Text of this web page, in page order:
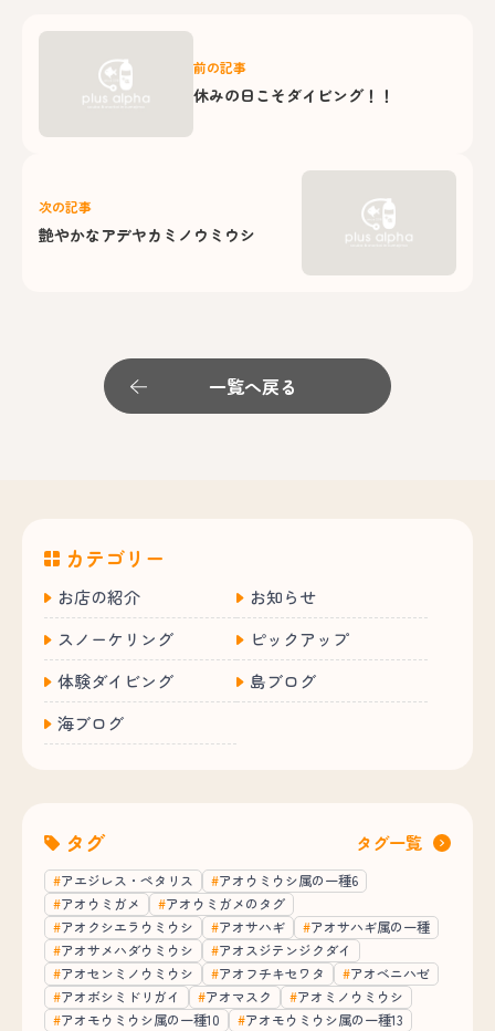
前の記事
休みの日こそダイビング！！
次の記事
艶やかなアデヤカミノウミウシ
一覧へ戻る
カテゴリー
お店の紹介
お知らせ
スノーケリング
ピックアップ
体験ダイビング
島ブログ
海ブログ
タグ タグ一覧
アエジレス・ペタリス
アオウミウシ属の一種6
アオウミガメ
アオウミガメのタグ
アオクシエラウミウシ
アオサハギ
アオサハギ属の一種
アオサメハダウミウシ
アオスジテンジクダイ
アオセンミノウミウシ
アオフチキセワタ
アオベニハゼ
アオボシミドリガイ
アオマスク
アオミノウミウシ
アオモウミウシ属の一種10
アオモウミウシ属の一種13